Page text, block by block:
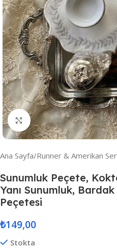
Resmi Büyüt
Ana Sayfa/Runner & Amerikan
Sunumluk Peçete,
Yanı Sunumluk,
Peçetesi
₺149,00
Stokta